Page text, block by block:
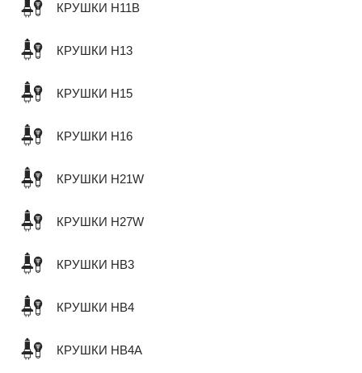
КРУШКИ H11B
КРУШКИ H13
КРУШКИ H15
КРУШКИ H16
КРУШКИ H21W
КРУШКИ H27W
КРУШКИ HB3
КРУШКИ HB4
КРУШКИ HB4A